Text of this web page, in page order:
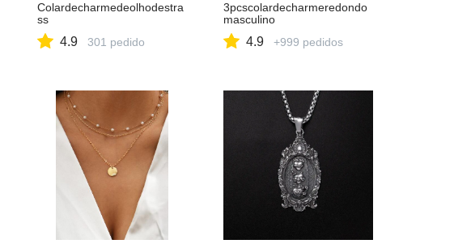
Colardecharmedeolhodestra
ss
4.9 301 pedido
3pcscolardecharmeredondo
masculino
4.9 +999 pedidos